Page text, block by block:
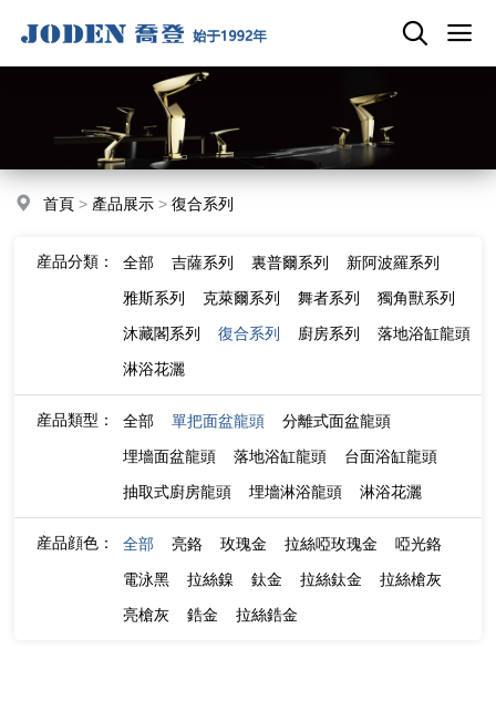
首頁 > 產品展示 >復合系列
産品分類： 全部 吉薩系列 裏普爾系列
新阿波羅系列
雅斯系列
克萊爾系列 舞者系列
獨角獸系列
沐藏閣系列
復合系列 廚房系列
落地浴缸龍頭
淋浴花灑
産品類型： 全部 單把面盆龍頭
分離式面盆龍頭
埋墻面盆龍頭
落地浴缸龍頭
台面浴缸龍頭
抽取式廚房龍頭
埋墻淋浴龍頭 淋浴花灑
産品顔色： 全部 亮鉻 玫瑰金 拉絲啞玫瑰金
啞光鉻
電泳黑
拉絲鎳 鈦金 拉絲鈦金
拉絲槍灰
亮槍灰
鋯金 拉絲鋯金